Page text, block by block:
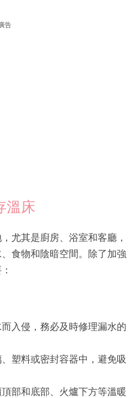
告
溫床
尤其是廚房、浴室和客廳，
食物和陰暗空間。除了加強
入侵，務必及時修理漏水的
塑料或密封容器中，避免吸
部和底部、火爐下方等溫暖